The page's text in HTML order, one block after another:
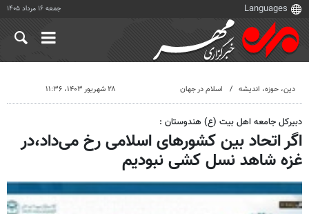
جمعه ۱۶ مرداد ۱۴۰۵
دين، حوزه، انديشه اسلام در جهان ۲۸ شهریور ۱۴۰۳، ۱۱:۳۶
دبیرکل جامعه اهل بیت (ع) هندوستان :
اگر اتحاد بین کشورهای اسلامی رخ می‌داد،در
غزه شاهد نسل کشی نبودیم